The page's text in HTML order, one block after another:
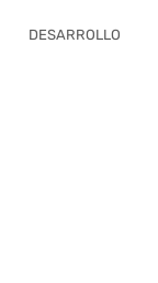
DESARROLLO